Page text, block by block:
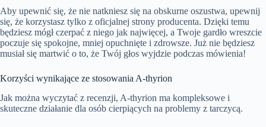
Aby upewnić się, że nie natkniesz się na obskurne oszustwa, upewnij
się, że korzystasz tylko z oficjalnej strony producenta. Dzięki temu
będziesz mógł czerpać z niego jak najwięcej, a Twoje gardło wreszcie
poczuje się spokojne, mniej opuchnięte i zdrowsze. Już nie będziesz
musiał się martwić o to, że Twój głos wyjdzie podczas mówienia!
Korzyści wynikające ze stosowania A-thyrion
Jak można wyczytać z recenzji, A-thyrion ma kompleksowe i
skuteczne działanie dla osób cierpiących na problemy z tarczycą.